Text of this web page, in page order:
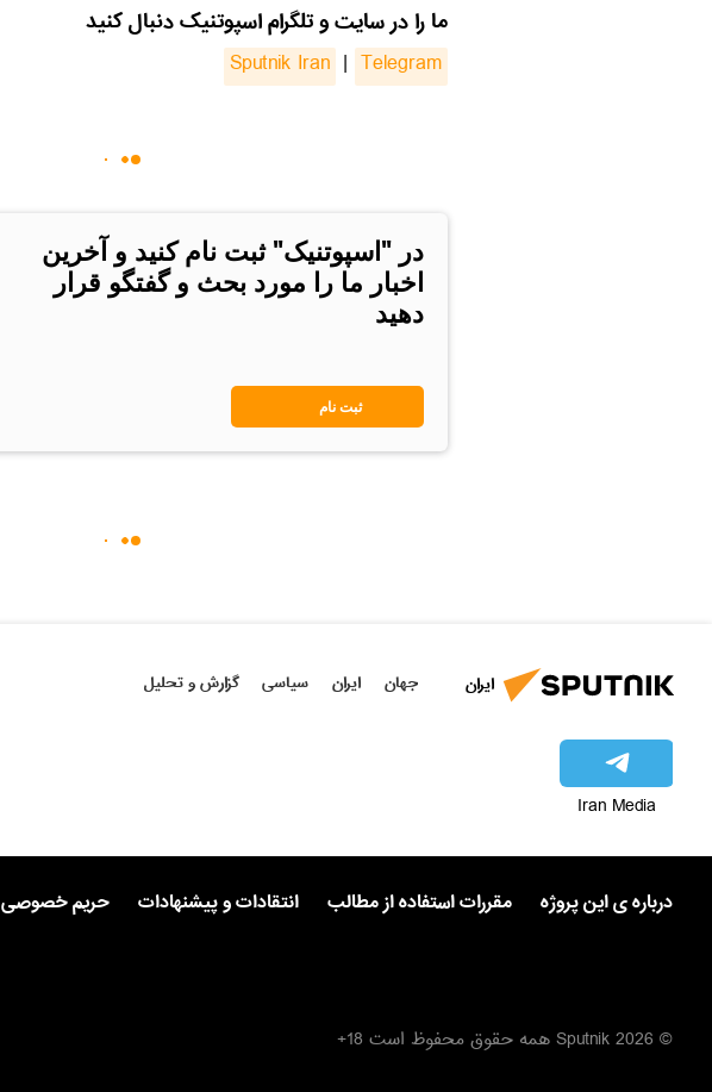
ما را در سایت و تلگرام اسپوتنیک دنبال کنید
Sputnik Iran | Telegram
در "اسپوتنیک" ثبت نام کنید و آخرین
اخبار ما را مورد بحث و گفتگو قرار
دهید
ثبت نام
ایران جهان ایران سیاسی گزارش و تحلیل
Iran Media
درباره ی این پروژه مقررات استفاده از مطالب انتقادات و پیشنهادات حریم خصوصی
© 2026 Sputnik همه حقوق محفوظ است 18+